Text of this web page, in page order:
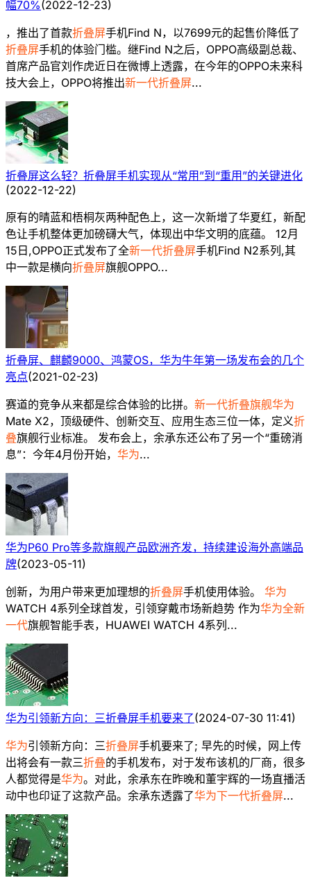
幅70%(2022-12-23)
，推出了首款折叠屏手机Find N，以7699元的起售价降低了
折叠屏手机的体验门槛。继Find N之后，OPPO高级副总裁、
首席产品官刘作虎近日在微博上透露，在今年的OPPO未来科
技大会上，OPPO将推出新一代折叠屏...
折叠屏这么轻？折叠屏手机实现从“常用”到“重用”的关键进化
(2022-12-22)
原有的晴蓝和梧桐灰两种配色上，这一次新增了华夏红，新配
色让手机整体更加磅礴大气，体现出中华文明的底蕴。 12月
15日,OPPO正式发布了全新一代折叠屏手机Find N2系列,其
中一款是横向折叠屏旗舰OPPO...
折叠屏、麒麟9000、鸿蒙OS，华为牛年第一场发布会的几个
亮点(2021-02-23)
赛道的竞争从来都是综合体验的比拼。 新一代折叠旗舰华为
Mate X2，顶级硬件、创新交互、应用生态三位一体，定义折
叠旗舰行业标准。 发布会上，余承东还公布了另一个“重磅消
息”：今年4月份开始， 华为...
华为P60 Pro等多款旗舰产品欧洲齐发，持续建设海外高端品
牌(2023-05-11)
创新，为用户带来更加理想的折叠屏手机使用体验。 华为
WATCH 4系列全球首发，引领穿戴市场新趋势 作为华为全新
一代旗舰智能手表，HUAWEI WATCH 4系列...
华为引领新方向：三折叠屏手机要来了(2024-07-30 11:41)
华为引领新方向：三折叠屏手机要来了; 早先的时候，网上传
出将会有一款三折叠的手机发布，对于发布该机的厂商，很多
人都觉得是华为。对此，余承东在昨晚和董宇辉的一场直播活
动中也印证了这款产品。余承东透露了华为下一代折叠屏...